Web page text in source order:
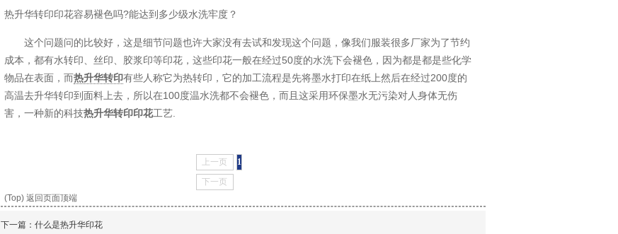
热升华转印印花容易褪色吗?能达到多少级水洗牢度？
这个问题问的比较好，这是细节问题也许大家没有去试和发现这个问题，像我们服装很多厂家为了节约
成本，都有水转印、丝印、胶浆印等印花，这些印花一般在经过50度的水洗下会褪色，因为都是都是些化学
物品在表面，而热升华转印有些人称它为热转印，它的加工流程是先将墨水打印在纸上然后在经过200度的
高温去升华转印到面料上去，所以在100度温水洗都不会褪色，而且这采用环保墨水无污染对人身体无伤
害，一种新的科技热升华转印印花工艺.
上一页
1
下一页
(Top) 返回页面顶端
下一篇： 什么是热升华印花